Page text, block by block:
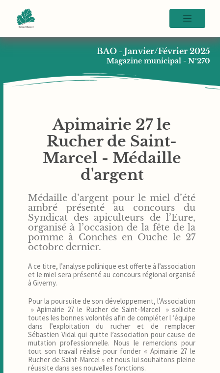
BAO - Janvier/Février 2025
Magazine municipal - N°270
Apimairie 27 le
Rucher de Saint-
Marcel - Médaille
d'argent
Médaille d’argent pour le miel d’été
ambré présenté au concours du
Syndicat des apiculteurs de l’Eure,
organisé à l’occasion de la fête de la
pomme à Conches en Ouche le 27
octobre dernier.
A ce titre, l’analyse pollinique est offerte à l’association
et le miel sera présenté au concours régional organisé
à Giverny.
Pour la poursuite de son développement, l’Association
» Apimairie 27 le Rucher de Saint-Marcel » sollicite
toutes les bonnes volontés afin de compléter l ‘équipe
dans l’exploitation du rucher et de remplacer
Sébastien Vidal qui quitte l’association pour cause de
mutation professionnelle. Nous le remercions pour
tout son travail réalisé pour fonder « Apimairie 27 le
Rucher de Saint-Marcel » et nous lui souhaitons pleine
réussite dans ses nouvelles fonctions.